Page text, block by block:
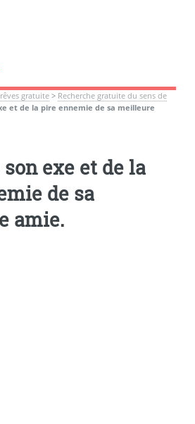
gratuite> Recherche gratuite du sens de
et de la pire ennemie de sa meilleure
son exe et de la
de sa
amie.